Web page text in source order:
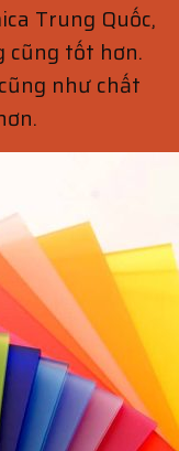
Trung Quốc,
cũng tốt hơn.
như chất